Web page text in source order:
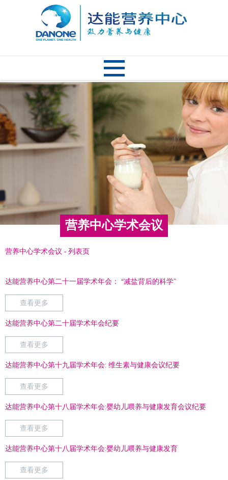
营养中心学术会议
营养中心学术会议 - 列表页
达能营养中心第二十一届学术年会： “减盐背后的科学”
查看更多
达能营养中心第二十届学术年会纪要
查看更多
达能营养中心第十九届学术年会: 维生素与健康会议纪要
查看更多
达能营养中心第十八届学术年会:婴幼儿喂养与健康发育会议纪要
查看更多
达能营养中心第十八届学术年会:婴幼儿喂养与健康发育
查看更多